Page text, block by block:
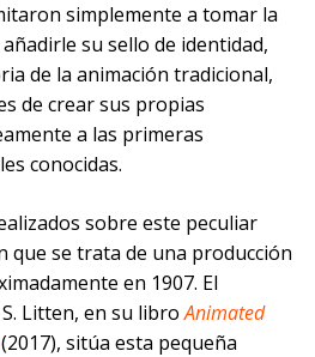
simplemente a tomar la
su sello de identidad,
de la animación tradicional,
de crear sus propias
a las primeras
conocidas.
sobre este peculiar
se trata de una producción
en 1907. El
Litten, en su libroAnimated
(2017), sitúa esta pequeña